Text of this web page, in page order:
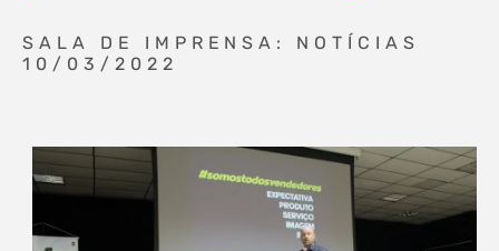
SALA DE IMPRENSA: NOTÍCIAS
10/03/2022